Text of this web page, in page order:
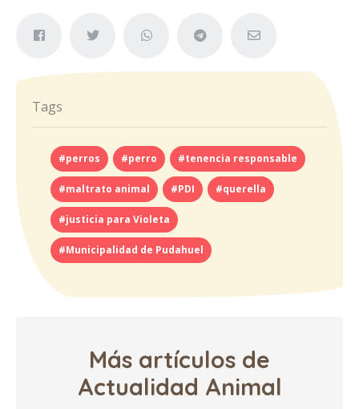
Tags
#perros #perro #tenencia responsable
#maltrato animal #PDI #querella
#justicia para Violeta
#Municipalidad de Pudahuel
Más artículos de
Actualidad Animal